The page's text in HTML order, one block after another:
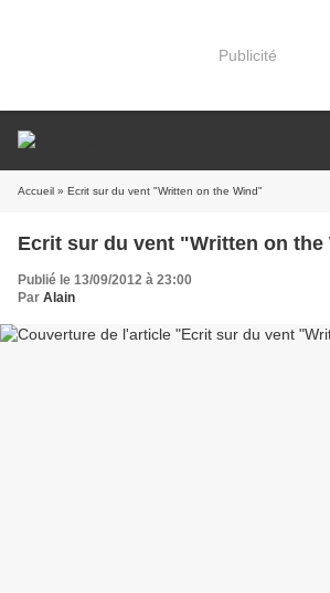
Publicité
Accueil » Ecrit sur du vent "Written on the Wind"
Ecrit sur du vent "Written on the
Publié le 13/09/2012 à 23:00
Par Alain